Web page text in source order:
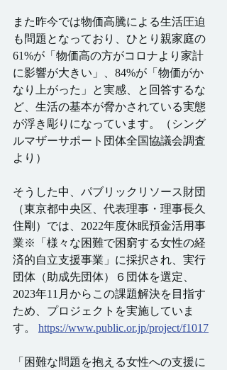
また昨今では物価高騰による生活圧迫
も問題となっており、ひとり親家庭の
61%が「物価高の方がコロナより家計
に影響が大きい」、84%が「物価がか
なり上がった」と実感、と回答するな
ど、生活の基本が脅かされている実態
が浮き彫りになっています。（シング
ルマザーサポート団体全国協議会調査
より）
そうした中、パブリックリソース財団
（東京都中央区、代表理事・理事長久
住剛）では、2022年度休眠預金活用事
業※「様々な困難で困窮する女性の経
済的自立支援事業」に採択され、実行
団体（助成先団体）６団体を選定、
2023年11月からこの課題解決を目指す
ため、プロジェクトを実施していま
す。 https://www.public.or.jp/project/f1017
「困難な問題を抱える女性への支援に